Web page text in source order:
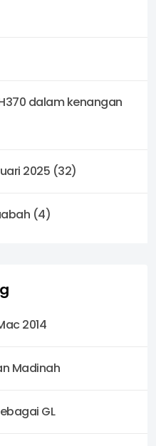
dalam kenangan
2025 (32)
(4)
2014
Madinah
GL